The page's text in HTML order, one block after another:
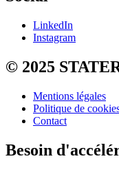
LinkedIn
Instagram
© 2025
Mentions légales
Politique de
Contact
Besoin